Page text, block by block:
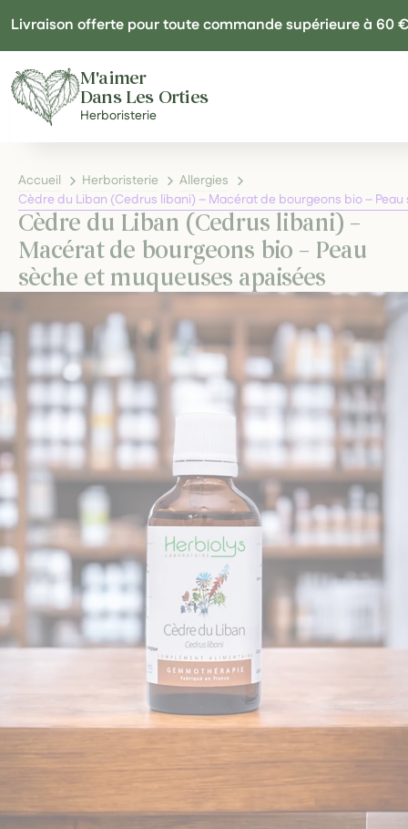
Livraison offerte pour toute commande supérieure à 60 €
M'aimer
Dans Les Orties
Herboristerie
Accueil Herboristerie
Allergies
Cèdre du Liban (Cedrus libani) – Macérat de bourgeons bio –
Cèdre du Liban (Cedrus libani) –
Macérat de bourgeons bio – Peau
sèche et muqueuses apaisées